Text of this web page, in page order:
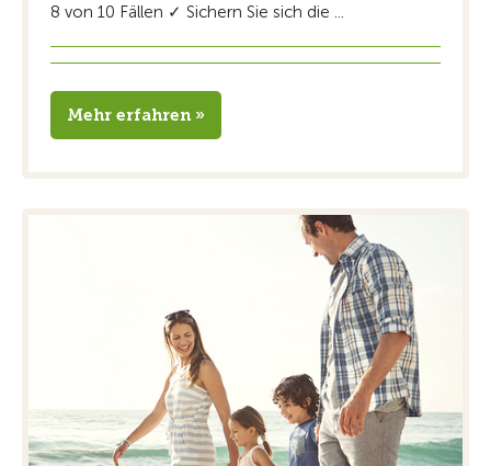
8 von 10 Fällen ✓ Sichern Sie sich die ...
Mehr erfahren »